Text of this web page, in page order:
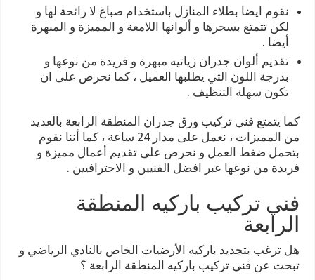
نقوم ايضا بطلاء المنازل باستخدام صباغ لا رائحة لها و
لكن تتمتع بسحرها و ألوانها اللامعة و المميزة و المبهرة
أيضا .
تقديم ألوان جدران زياتيه مبهرة و فريدة من نوعها و
بدرجة اللون التي يطلبها العميل ، كما نحرص على ان
تكون سهلة التنظيف .
كما يتمتع فني تركيب ورق جدران المنطقة الرابعة بالعديد
من المميزات ، نعمل على مدار 24 ساعة ، كما أننا نقوم
بتحمل ضغط العمل و نحرص على تقديم أعمال مميزة و
فريدة من نوعها عبر افضل الفنيين و الاحترافيين .
فني تركيب باركيه المنطقة
الرابعة
هل ترغب بتجديد باركيه الأرضيات الخاص بالنادي الرياضي و
تبحث عن فني تركيب باركيه المنطقة الرابعة ؟